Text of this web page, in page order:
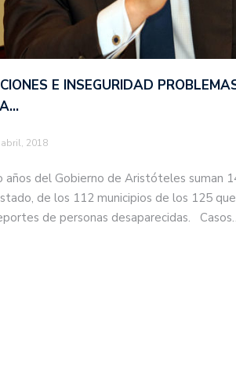
E INSEGURIDAD
2018
años del Gobierno de Aristóteles suman
de los 112 municipios de los 125
de personas desaparecidas.